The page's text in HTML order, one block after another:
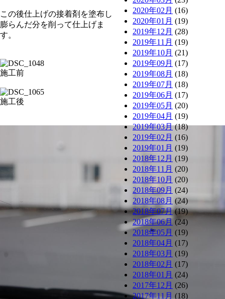
この後仕上げの接着剤を塗布し
膨らんだ分を削って仕上げま
す。
施工前
施工後
2020年02月 (16)
2020年01月 (19)
2019年12月 (28)
2019年11月 (19)
2019年10月 (21)
2019年09月 (17)
2019年08月 (18)
2019年07月 (18)
2019年06月 (17)
2019年05月 (20)
2019年04月 (19)
2019年03月(18)
2019年02月 (16)
2019年01月 (19)
2018年12月 (19)
2018年11月 (20)
2018年10月 (20)
2018年09月 (24)
2018年08月 (24)
2018年07月(19)
2018年06月 (24)
2018年05月 (19)
2018年04月 (17)
2018年03月 (19)
2018年02月 (17)
2018年01月 (24)
2017年12月 (26)
2017年11月 (18)